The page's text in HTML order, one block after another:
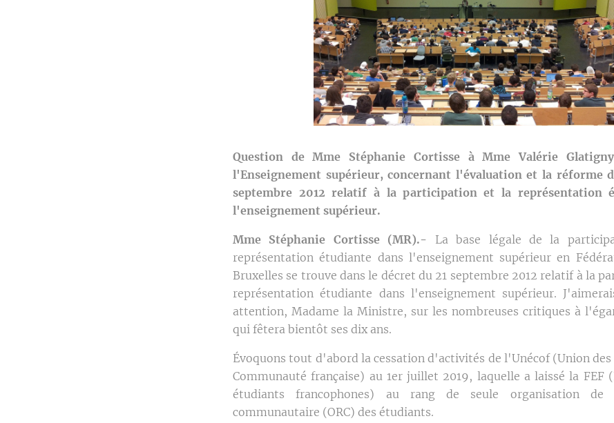
Question de Mme Stéphanie Cortisse à Mme Valérie
l'Enseignement supérieur, concernant l'évaluation et la réforme
septembre 2012 relatif à la participation et la représentation
l'enseignement supérieur.
Mme Stéphanie Cortisse (MR).- La base légale de la
représentation étudiante dans l'enseignement supérieur en
Bruxelles se trouve dans le décret du 21 septembre 2012 relatif à la
représentation étudiante dans l'enseignement supérieur.
attention, Madame la Ministre, sur les nombreuses critiques à
qui fêtera bientôt ses dix ans.
Évoquons tout d'abord la cessation d'activités de l'Unécof (Union
Communauté française) au 1er juillet 2019, laquelle a laissé la FEF
étudiants francophones) au rang de seule organisation de
communautaire (ORC) des étudiants.